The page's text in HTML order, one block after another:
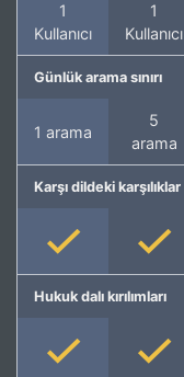
1
Kullanıcı
1
Kullanıcı
Günlük arama sınırı
1 arama
5
arama
Karşı dildeki karşılıklar
Hukuk dalı kırılımları